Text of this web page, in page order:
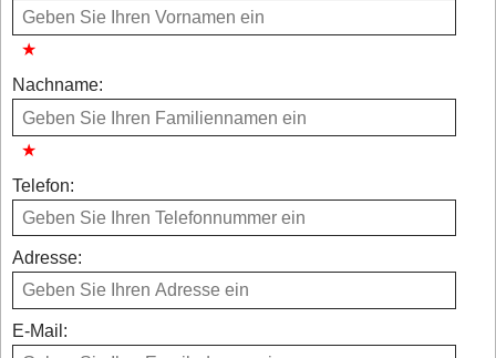
Nachname:
Telefon:
Adresse:
E-Mail: